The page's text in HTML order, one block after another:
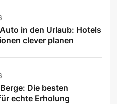
in den Urlaub: Hotels
clever planen
Die besten
echte Erholung